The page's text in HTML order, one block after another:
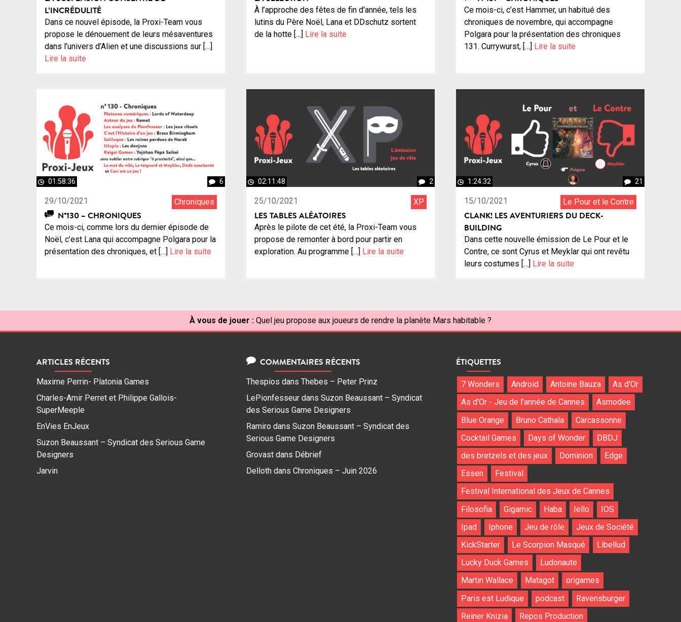
L’INCRÉDULITÉ
Dans ce nouvel épisode, la Proxi-Team vous
propose le dénouement de leurs mésaventures
dans l’univers d’Alien et une discussions sur […]
Lire la suite
À l’approche des fêtes de fin d’année, tels les
lutins du Père Noël, Lana et DDschutz sortent
de la hotte […] Lire la suite
Ce mois-ci, c’est Hammer, un habitué des
chroniques de novembre, qui accompagne
Polgara pour la présentation des chroniques
131. Currywurst, […] Lire la suite
01:58:36 6
29/10/2021 Chroniques
N°130 – CHRONIQUES
Ce mois-ci, comme lors du dernier épisode de
Noël, c’est Lana qui accompagne Polgara pour la
présentation des chroniques, et […]
Lire la suite
02:11:48 2
25/10/2021 XP
LES TABLES ALÉATOIRES
Après le pilote de cet été, la Proxi-Team vous
propose de remonter à bord pour partir en
exploration. Au programme […]
Lire la suite
1:24:32 21
15/10/2021 Le Pour et le Contre
CLANK! LES AVENTURIERS DU DECK-
BUILDING
Dans cette nouvelle émission de Le Pour et le
Contre, ce sont Cyrus et Meyklar qui ont revêtu
leurs costumes […]
Lire la suite
À vous de jouer : Quel jeu propose aux joueurs de rendre la planète Mars habitable ?
ARTICLES RÉCENTS
Maxime Perrin- Platonia Games
Charles-Amir Perret et Philippe Gallois-
SuperMeeple
EnVies EnJeux
Suzon Beaussant – Syndicat des Serious Game
Designers
Jarvin
COMMENTAIRES RÉCENTS
Thespios dans Thebes – Peter Prinz
LePionfesseur dans Suzon Beaussant – Syndicat
des Serious Game Designers
Ramiro dans Suzon Beaussant – Syndicat des
Serious Game Designers
Grovast dans Débrief
Delloth dans Chroniques – Juin 2026
ÉTIQUETTES
7 Wonders Android Antoine Bauza
As d'Or
As d'Or - Jeu de l'année de Cannes
Asmodee
Blue Orange
Bruno Cathala
Carcassonne
Cocktail Games
Days of Wonder
DBDJ
des bretzels et des jeux
Dominion
Edge
Essen
Festival
Festival International des Jeux de Cannes
Filosofia
Gigamic Haba Iello
IOS
Ipad
Iphone Jeu de rôle
Jeux de Société
KickStarter
Le Scorpion Masqué
Libellud
Lucky Duck Games
Ludonaute
Martin Wallace
Matagot
origames
Paris est Ludique
podcast
Ravensburger
Reiner Knizia
Repos Production